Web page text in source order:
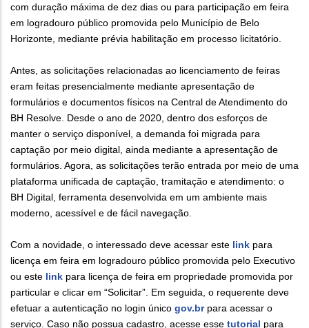
com duração máxima de dez dias ou para participação em feira
em logradouro público promovida pelo Município de Belo
Horizonte, mediante prévia habilitação em processo licitatório.
Antes, as solicitações relacionadas ao licenciamento de feiras
eram feitas presencialmente mediante apresentação de
formulários e documentos físicos na Central de Atendimento do
BH Resolve. Desde o ano de 2020, dentro dos esforços de
manter o serviço disponível, a demanda foi migrada para
captação por meio digital, ainda mediante a apresentação de
formulários. Agora, as solicitações terão entrada por meio de uma
plataforma unificada de captação, tramitação e atendimento: o
BH Digital, ferramenta desenvolvida em um ambiente mais
moderno, acessível e de fácil navegação.
Com a novidade, o interessado deve acessar este link para
licença em feira em logradouro público promovida pelo Executivo
ou este link para licença de feira em propriedade promovida por
particular e clicar em “Solicitar”. Em seguida, o requerente deve
efetuar a autenticação no login único gov.brpara acessar o
serviço. Caso não possua cadastro, acesse esse tutorial para